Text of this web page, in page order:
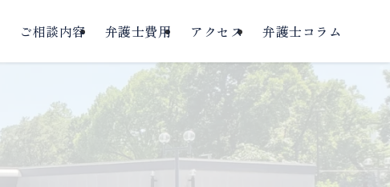
ご相談内容 弁護士費用 アクセス 弁護士コラム